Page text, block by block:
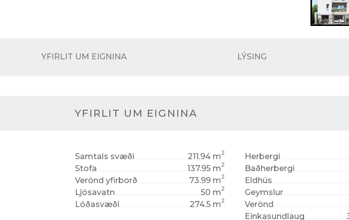
YFIRLIT UM EIGNINA LÝSING
YFIRLIT UM EIGNINA
Samtals svæði 211.94 m2
Stofa 137.95 m2
Verönd yfirborð 73.99 m2
Ljósavatn 50 m2
Lóðasvæði 274.5 m2
Herbergi
Baðherbergi
Eldhús
Geymslur
Verönd
Einkasundlaug